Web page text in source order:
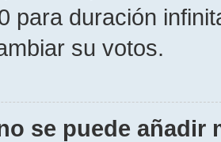
para duración
su votos.
se puede añadir